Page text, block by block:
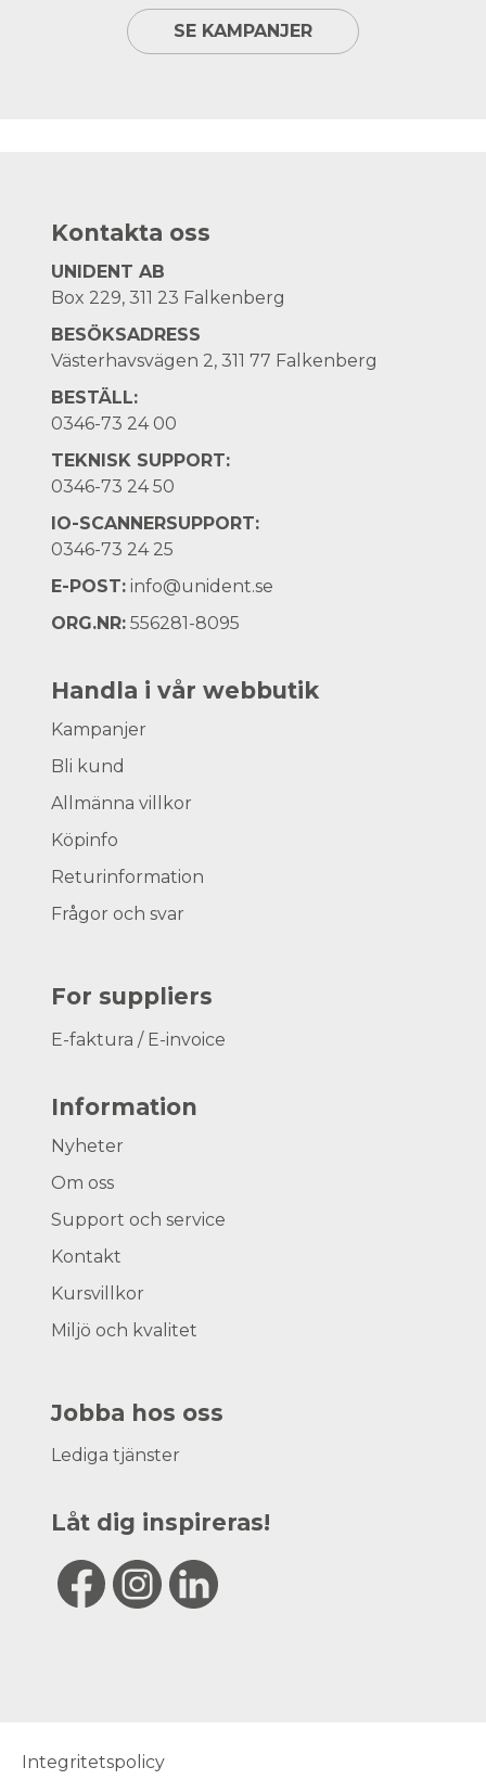
SE KAMPANJER
Kontakta oss
UNIDENT AB
Box 229, 311 23 Falkenberg
BESÖKSADRESS
Västerhavsvägen 2, 311 77 Falkenberg
BESTÄLL:
0346-73 24 00
TEKNISK SUPPORT:
0346-73 24 50
IO-SCANNERSUPPORT:
0346-73 24 25
E-POST: info@unident.se
ORG.NR: 556281-8095
Handla i vår webbutik
Kampanjer
Bli kund
Allmänna villkor
Köpinfo
Returinformation
Frågor och svar
For suppliers
E-faktura / E-invoice
Information
Nyheter
Om oss
Support och service
Kontakt
Kursvillkor
Miljö och kvalitet
Jobba hos oss
Lediga tjänster
Låt dig inspireras!
Integritetspolicy